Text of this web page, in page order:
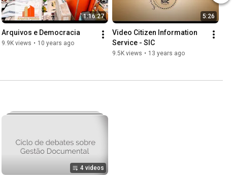
1:16:27
Arquivos e Democracia
9.9K views • 10 years ago
5:26
Video Citizen Information
Service - SIC
9.5K views • 13 years ago
4 videos